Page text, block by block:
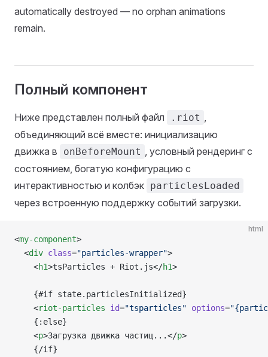
automatically destroyed — no orphan animations
remain.
Полный компонент
Ниже представлен полный файл .riot
объединяющий всё вместе: инициализацию
движка в
onBeforeMount
, условный рендеринг с
состоянием, богатую конфигурацию с
интерактивностью и колбэк particlesLoaded
через встроенную поддержку событий загрузки.
html
<my-component>
  <
div class="particles-wrapper">
    <
h1>tsParticles + Riot.js</h1>
    {#if state.particlesInitialized}
    <
riot-particles id="tsparticles" options=
    {:else}
    <
p>Загрузка движка частиц...</p>
    {/if}